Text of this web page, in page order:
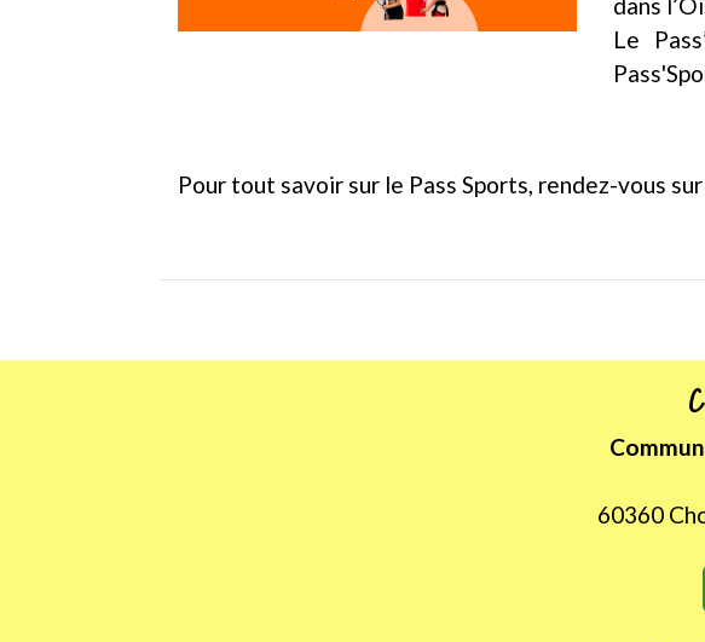
​​​​​​​Le
Pour tout savoir sur le Pass Sports, rendez-vous
60360